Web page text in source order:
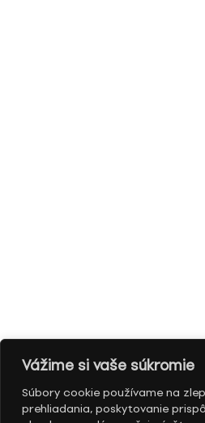
Vážime si vaše súkromie
Súbory cookie používame na
prehliadania, poskytovanie